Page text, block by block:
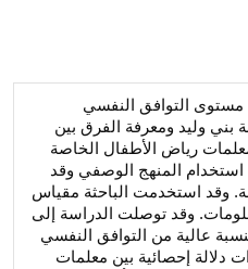
التوافق النفسي
بني وليد ومعرفة الفرق بين
رياض الأطفال الخاصة
المنهج الوصفي وقد
قوامها (50) معلمة. وقد استخدمت الباحثة مقياس
وقد توصلت الدراسة إلى
عالية من التوافق النفسي
دلالة إحصائية بين معلمات